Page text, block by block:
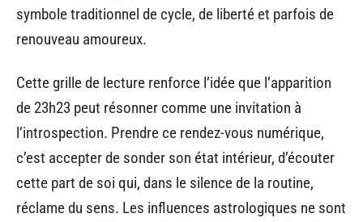
symbole traditionnel de cycle, de liberté et parfois de
renouveau amoureux.
Cette grille de lecture renforce l’idée que l’apparition
de 23h23 peut résonner comme une invitation à
l’introspection. Prendre ce rendez-vous numérique,
c’est accepter de sonder son état intérieur, d’écouter
cette part de soi qui, dans le silence de la routine,
réclame du sens. Les influences astrologiques ne sont